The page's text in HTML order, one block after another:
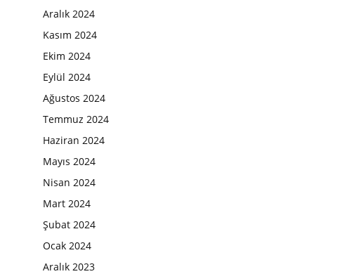
Aralık 2024
Kasım 2024
Ekim 2024
Eylül 2024
Ağustos 2024
Temmuz 2024
Haziran 2024
Mayıs 2024
Nisan 2024
Mart 2024
Şubat 2024
Ocak 2024
Aralık 2023